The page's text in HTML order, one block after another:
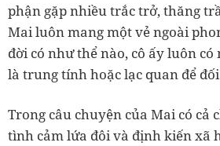
phận gặp nhiều trắc trở, thăng
Mai luôn mang một vẻ ngoài
đời có như thể nào, cô ấy luôn
là trung tính hoặc lạc quan để
Trong câu chuyện của Mai có cả
tình cảm lứa đôi và định kiến xã